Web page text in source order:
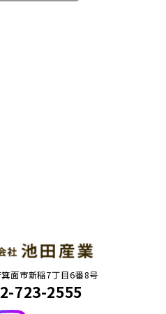
面市新稲7丁目6番8号
723-2555